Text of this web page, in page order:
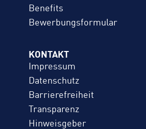
Benefits
Bewerbungs­formular
KONTAKT
Impressum
Datenschutz
Barrierefreiheit
Transparenz
Hinweisgeber